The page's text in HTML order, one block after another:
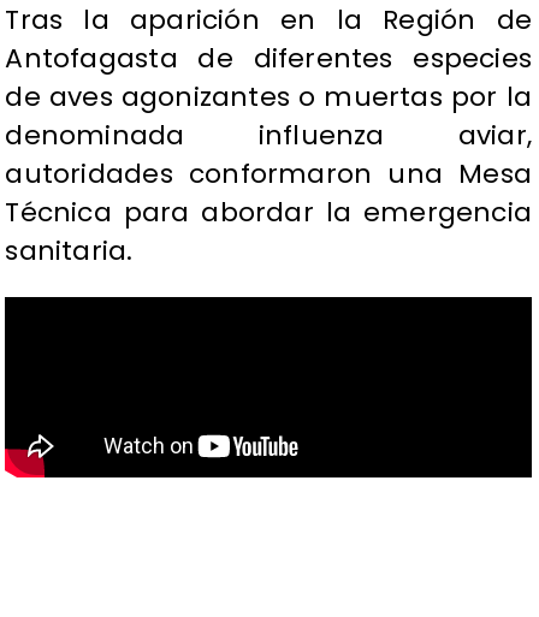
Tras la aparición en la Región de
Antofagasta de diferentes especies
de aves agonizantes o muertas por la
denominada influenza aviar,
autoridades conformaron una Mesa
Técnica para abordar la emergencia
sanitaria.